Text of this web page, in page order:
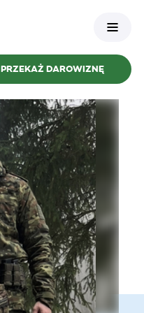
PRZEKAŻ DAROWIZNĘ